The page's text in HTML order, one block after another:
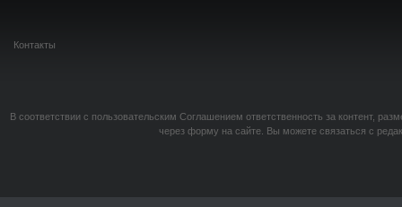
Контакты
В соответствии с пользовательским Соглашением ответственность за контент,
через форму на сайте. Вы можете связаться с